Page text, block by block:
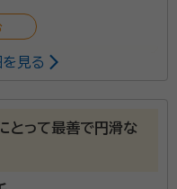
多様な管理の仕方や
見る
とって最善で円滑な